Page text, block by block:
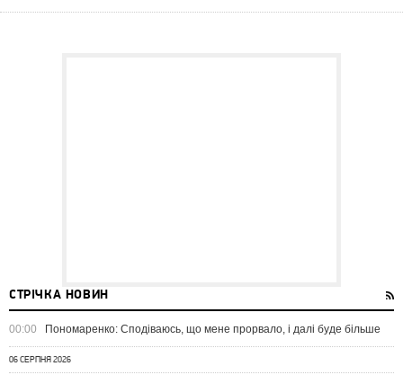
СТРІЧКА НОВИН
00:00 Пономаренко: Сподіваюсь, що мене прорвало, і далі буде більше
06 СЕРПНЯ 2026